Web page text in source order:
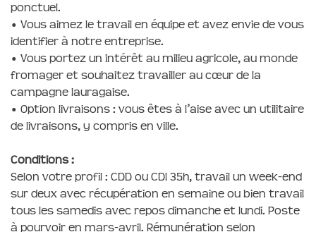
ponctuel.
• Vous aimez le travail en équipe et avez envie de vous
identifier à notre entreprise.
• Vous portez un intérêt au milieu agricole, au monde
fromager et souhaitez travailler au cœur de la
campagne lauragaise.
• Option livraisons : vous êtes à l’aise avec un utilitaire
de livraisons, y compris en ville.
Conditions :
Selon votre profil : CDD ou CDI 35h, travail un week-end
sur deux avec récupération en semaine ou bien travail
tous les samedis avec repos dimanche et lundi. Poste
à pourvoir en mars-avril. Rémunération selon